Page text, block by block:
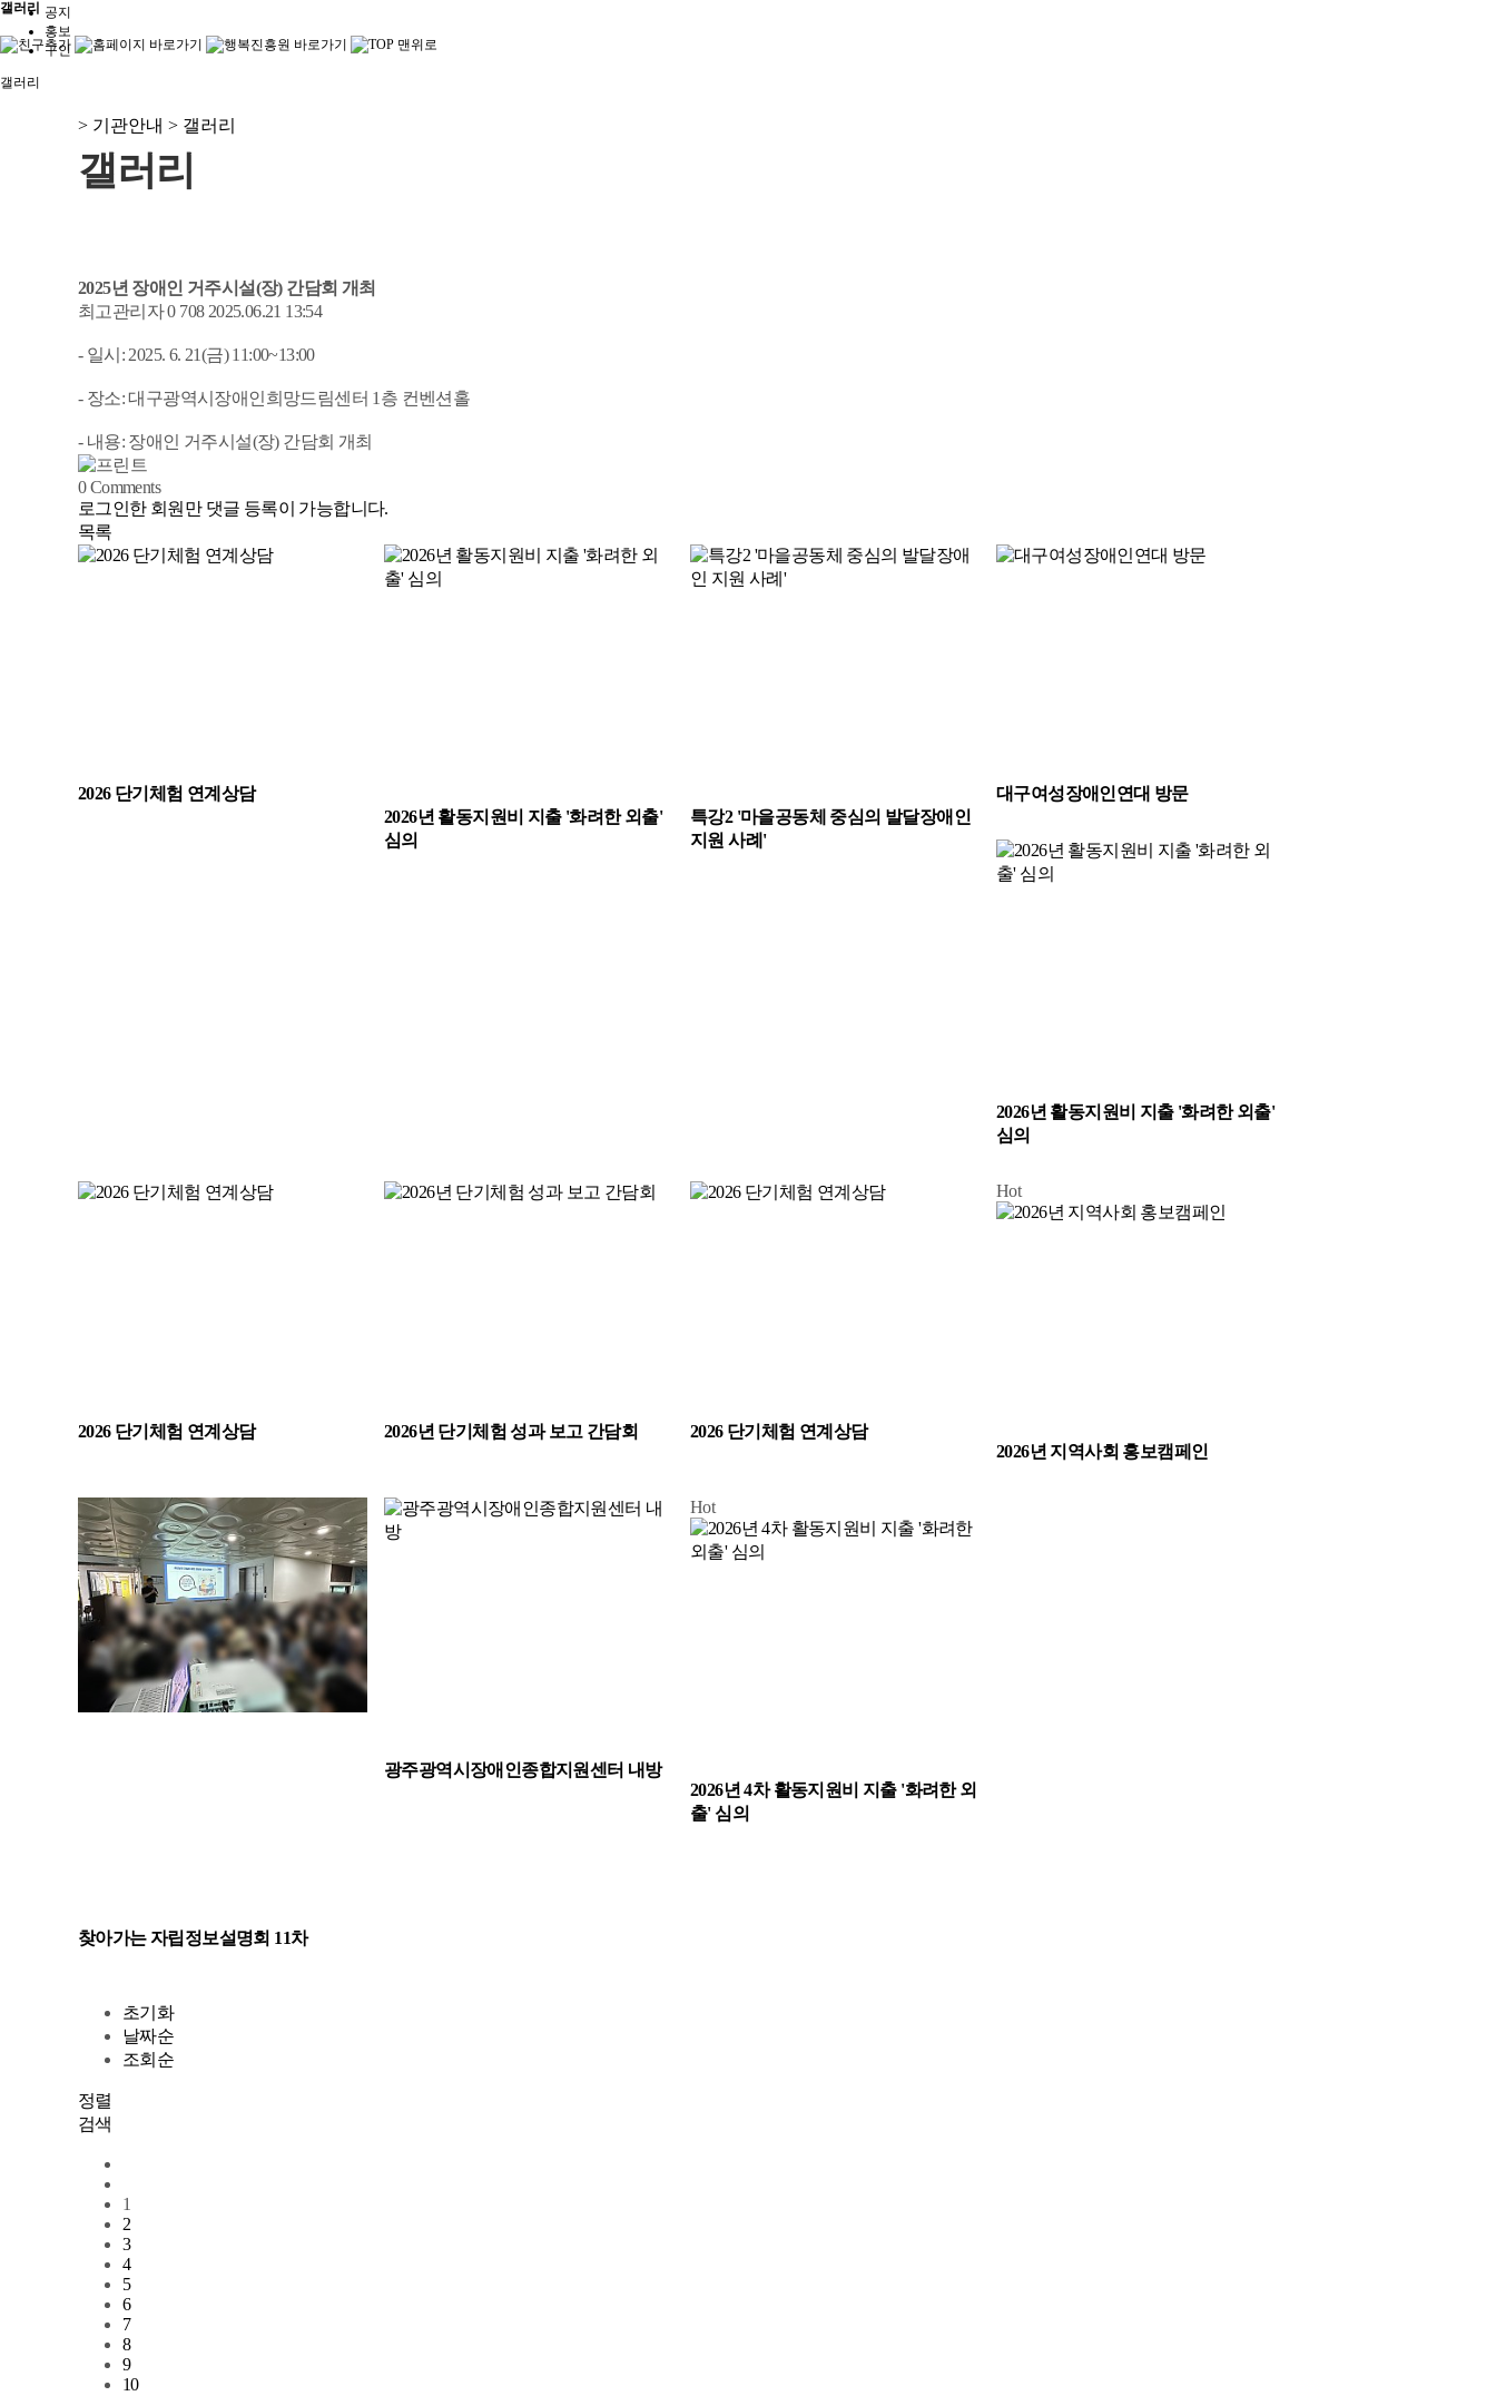
갤러리 공지
홍보
구인
갤러리
> 기관안내 > 갤러리
갤러리
2025년 장애인 거주시설(장) 간담회 개최
최고관리자 0 708 2025.06.21 13:54
- 일시: 2025. 6. 21(금) 11:00~13:00
- 장소: 대구광역시장애인희망드림센터 1층 컨벤션홀
- 내용: 장애인 거주시설(장) 간담회 개최
0Comments
로그인한 회원만 댓글 등록이 가능합니다.
목록
2026 단기체험 연계상담
2026년 활동지원비 지출 '화려한 외출'
심의
특강2 '마을공동체 중심의 발달장애인
지원 사례'
대구여성장애인연대 방문
2026년 활동지원비 지출 '화려한 외출'
심의
2026 단기체험 연계상담 2026년 단기체험 성과 보고 간담회 2026 단기체험 연계상담
Hot
2026년 지역사회 홍보캠페인
찾아가는 자립정보설명회 11차
광주광역시장애인종합지원센터 내방
Hot
2026년 4차 활동지원비 지출 '화려한 외
출' 심의
초기화
날짜순
조회순
정렬
검색
1
2
3
4
5
6
7
8
9
10